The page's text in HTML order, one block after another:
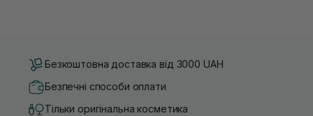
Безкоштовна доставка від 3000 UAH
Безпечні способи оплати
Тільки оригінальна косметика